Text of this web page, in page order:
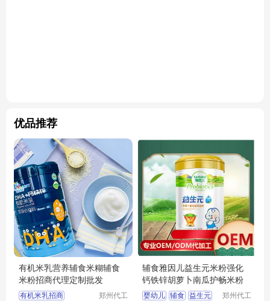
优品推荐
有机米乳营养辅食米糊辅食
米粉招商代理定制批发
有机米乳招商
郑州代工
辅食雅因儿益生元米粉强化
钙铁锌胡萝卜南瓜护畅米粉
婴幼儿 辅食 益生元
郑州代工